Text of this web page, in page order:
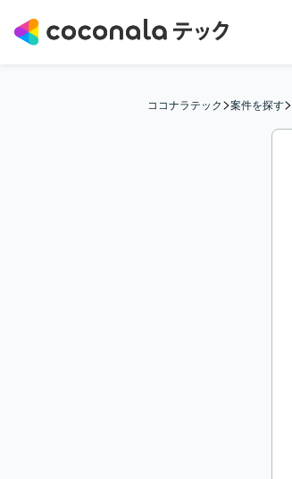
ココナラテック>案件を探す>